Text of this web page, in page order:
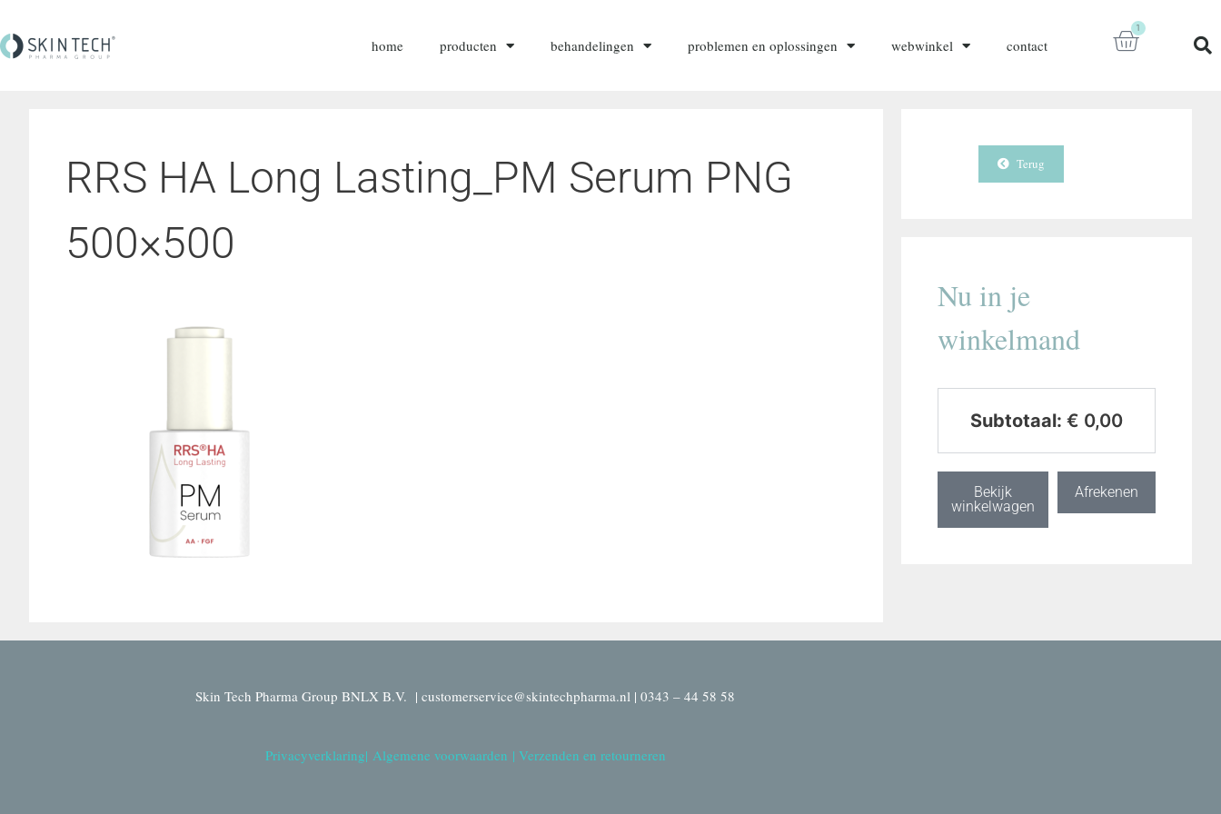
home producten behandelingen problemen en oplossingen webwinkel contact
1
RRS HA Long Lasting_PM Serum PNG
500×500
Terug
Nu in je
winkelmand
Subtotaal: € 0,00
Bekijk
winkelwagen
Afrekenen
Skin Tech Pharma Group BNLX B.V. | customerservice@skintechpharma.nl | 0343 – 44 58 58
Privacyverklaring| Algemene voorwaarden | Verzenden en retourneren